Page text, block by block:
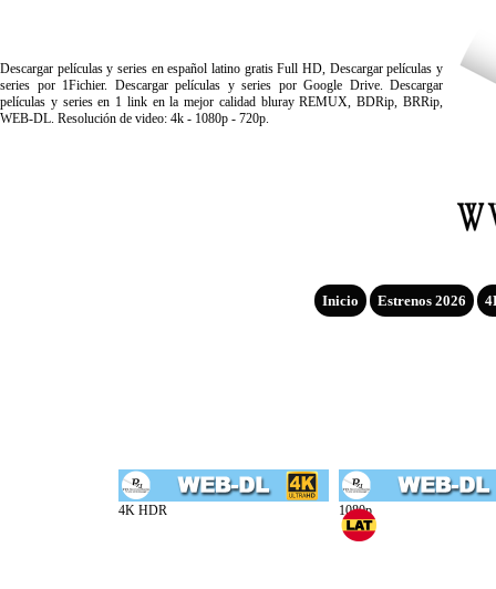
Descargar películas y series en español latino gratis Full HD, Descargar películas y
series por 1Fichier. Descargar películas y series por Google Drive. Descargar
películas y series en 1 link en la mejor calidad bluray REMUX, BDRip, BRRip,
WEB-DL. Resolución de video: 4k - 1080p - 720p.
Inicio Estrenos 2026